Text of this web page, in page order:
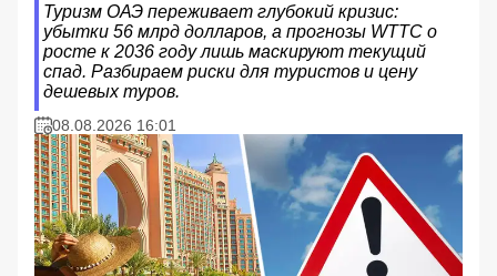
Туризм ОАЭ переживает глубокий кризис:
убытки 56 млрд долларов, а прогнозы WTTC о
росте к 2036 году лишь маскируют текущий
спад. Разбираем риски для туристов и цену
дешевых туров.
08.08.2026 16:01